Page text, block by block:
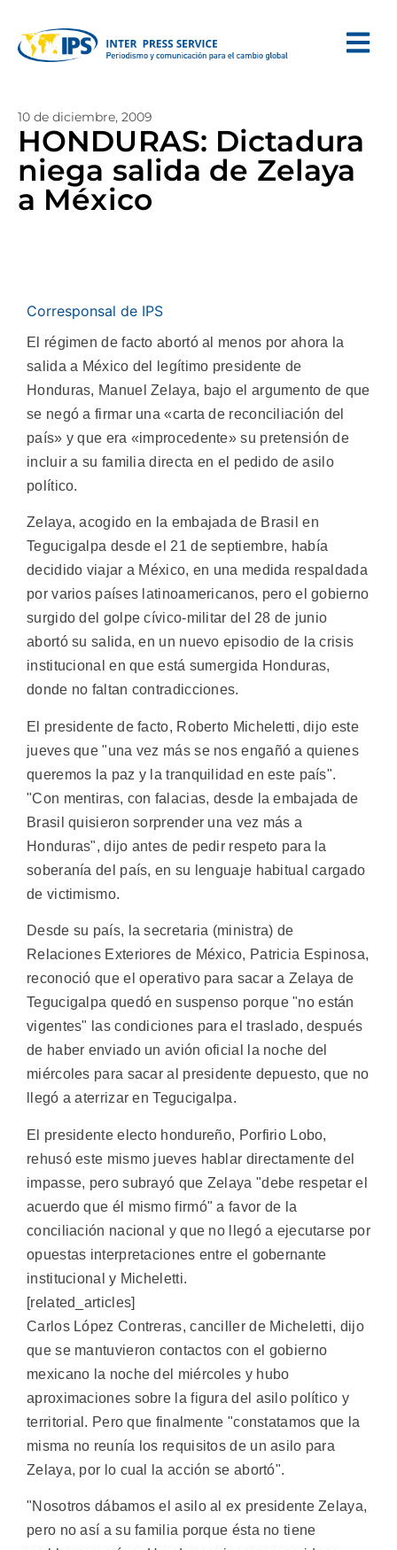
10 de diciembre, 2009
HONDURAS: Dictadura
niega salida de Zelaya
a México
Corresponsal de IPS
El régimen de facto abortó al menos por ahora la
salida a México del legítimo presidente de
Honduras, Manuel Zelaya, bajo el argumento de que
se negó a firmar una «carta de reconciliación del
país» y que era «improcedente» su pretensión de
incluir a su familia directa en el pedido de asilo
político.
Zelaya, acogido en la embajada de Brasil en
Tegucigalpa desde el 21 de septiembre, había
decidido viajar a México, en una medida respaldada
por varios países latinoamericanos, pero el gobierno
surgido del golpe cívico-militar del 28 de junio
abortó su salida, en un nuevo episodio de la crisis
institucional en que está sumergida Honduras,
donde no faltan contradicciones.
El presidente de facto, Roberto Micheletti, dijo este
jueves que "una vez más se nos engañó a quienes
queremos la paz y la tranquilidad en este país".
"Con mentiras, con falacias, desde la embajada de
Brasil quisieron sorprender una vez más a
Honduras", dijo antes de pedir respeto para la
soberanía del país, en su lenguaje habitual cargado
de victimismo.
Desde su país, la secretaria (ministra) de
Relaciones Exteriores de México, Patricia Espinosa,
reconoció que el operativo para sacar a Zelaya de
Tegucigalpa quedó en suspenso porque "no están
vigentes" las condiciones para el traslado, después
de haber enviado un avión oficial la noche del
miércoles para sacar al presidente depuesto, que no
llegó a aterrizar en Tegucigalpa.
El presidente electo hondureño, Porfirio Lobo,
rehusó este mismo jueves hablar directamente del
impasse, pero subrayó que Zelaya "debe respetar el
acuerdo que él mismo firmó" a favor de la
conciliación nacional y que no llegó a ejecutarse por
opuestas interpretaciones entre el gobernante
institucional y Micheletti.
[related_articles]
Carlos López Contreras, canciller de Micheletti, dijo
que se mantuvieron contactos con el gobierno
mexicano la noche del miércoles y hubo
aproximaciones sobre la figura del asilo político y
territorial. Pero que finalmente "constatamos que la
misma no reunía los requisitos de un asilo para
Zelaya, por lo cual la acción se abortó".
"Nosotros dábamos el asilo al ex presidente Zelaya,
pero no así a su familia porque ésta no tiene